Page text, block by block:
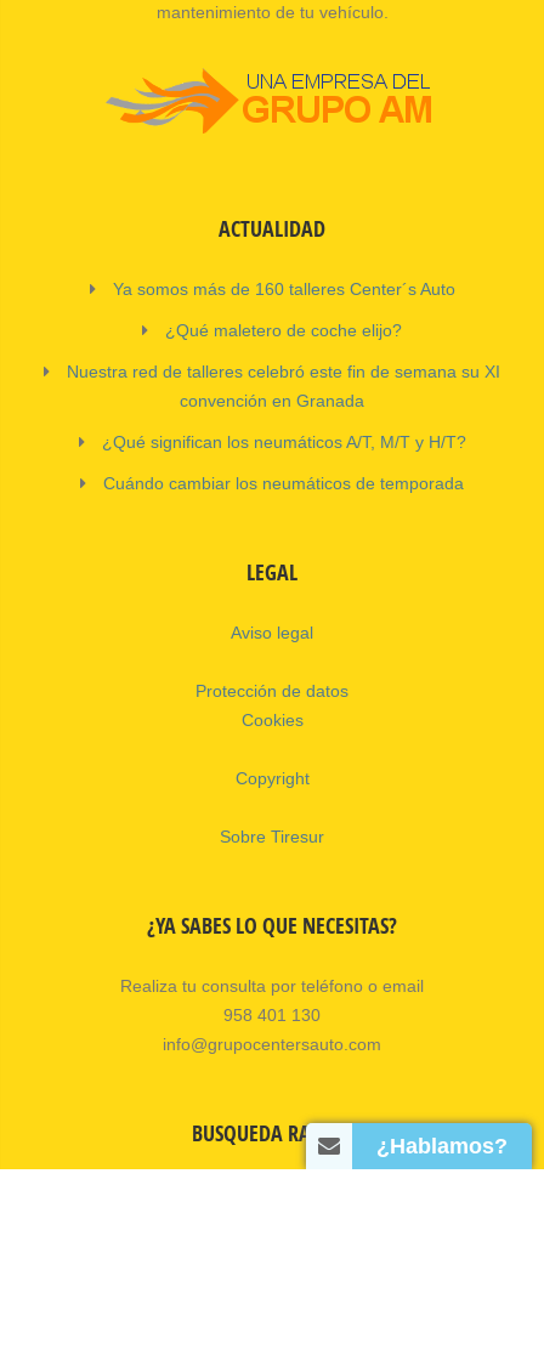
mantenimiento de tu vehículo.
ACTUALIDAD
Ya somos más de 160 talleres Center´s Auto
¿Qué maletero de coche elijo?
Nuestra red de talleres celebró este fin de semana su XI
convención en Granada
¿Qué significan los neumáticos A/T, M/T y H/T?
Cuándo cambiar los neumáticos de temporada
LEGAL
Aviso legal
Protección de datos
Cookies
Copyright
Sobre Tiresur
¿YA SABES LO QUE NECESITAS?
Realiza tu consulta por teléfono o email
958 401 130
info@grupocentersauto.com
BUSQUEDA RAPIDA ¿Hablamos?